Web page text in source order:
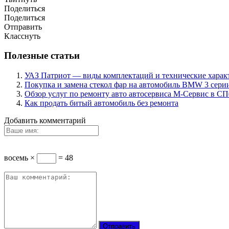
Поделиться
Поделиться
Отправить
Класснуть
Полезные статьи
УАЗ Патриот — виды комплектаций и технические
Покупка и замена стекол фар на автомобиль BMW 3
Обзор услуг по ремонту авто автосервиса М-Сервис в
Как продать битый автомобиль без ремонта
Добавить комментарий
восемь × = 48